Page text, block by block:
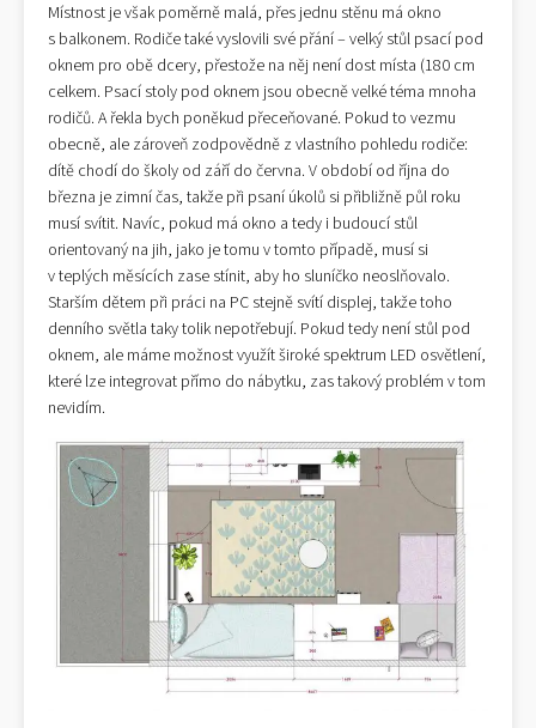
Místnost je však poměrně malá, přes jednu stěnu má okno
s balkonem. Rodiče také vyslovili své přání – velký stůl psací pod
oknem pro obě dcery, přestože na něj není dost místa (180 cm
celkem. Psací stoly pod oknem jsou obecně velké téma mnoha
rodičů. A řekla bych poněkud přeceňované. Pokud to vezmu
obecně, ale zároveň zodpovědně z vlastního pohledu rodiče:
dítě chodí do školy od září do června. V období od října do
března je zimní čas, takže při psaní úkolů si přibližně půl roku
musí svítit. Navíc, pokud má okno a tedy i budoucí stůl
orientovaný na jih, jako je tomu v tomto případě, musí si
v teplých měsících zase stínit, aby ho sluníčko neoslňovalo.
Starším dětem při práci na PC stejně svítí displej, takže toho
denního světla taky tolik nepotřebují. Pokud tedy není stůl pod
oknem, ale máme možnost využít široké spektrum LED osvětlení,
které lze integrovat přímo do nábytku, zas takový problém v tom
nevidím.